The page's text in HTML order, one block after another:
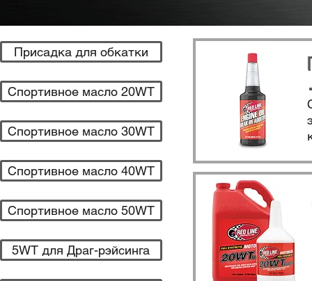
Присадка для обкатки
Спортивное масло 20WT
Спортивное масло 30WT
Спортивное масло 40WT
Спортивное масло 50WT
5WT для Драг-рэйсинга